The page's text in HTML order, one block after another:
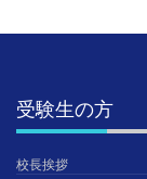
受験生の方
校長挨拶